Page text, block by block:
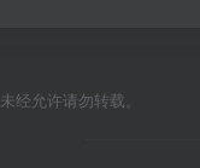
经允许请勿转载。